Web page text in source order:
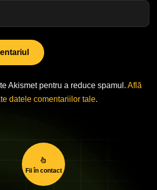
Akismet pentru a reduce spamul. Află
datele comentariilor tale.
Fii în contact